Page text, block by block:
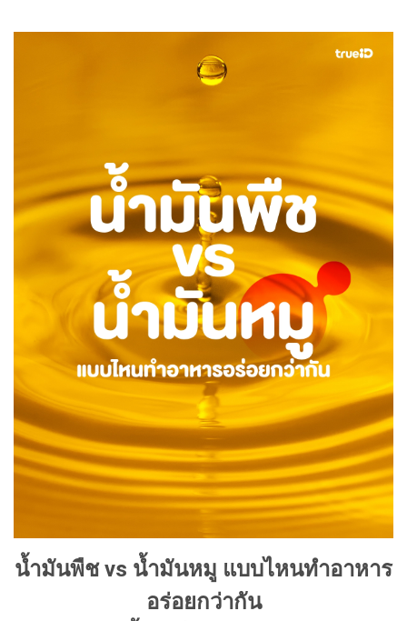
น้ำมันพืช vs น้ำมันหมู แบบไหนทำอาหาร
อร่อยกว่ากัน